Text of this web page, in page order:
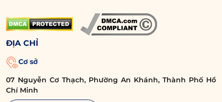
ĐỊA CHỈ
Cơ sở
07 Nguyễn Cơ Thạch, Phường An Khánh, Thành Phố Hồ
Chí Minh